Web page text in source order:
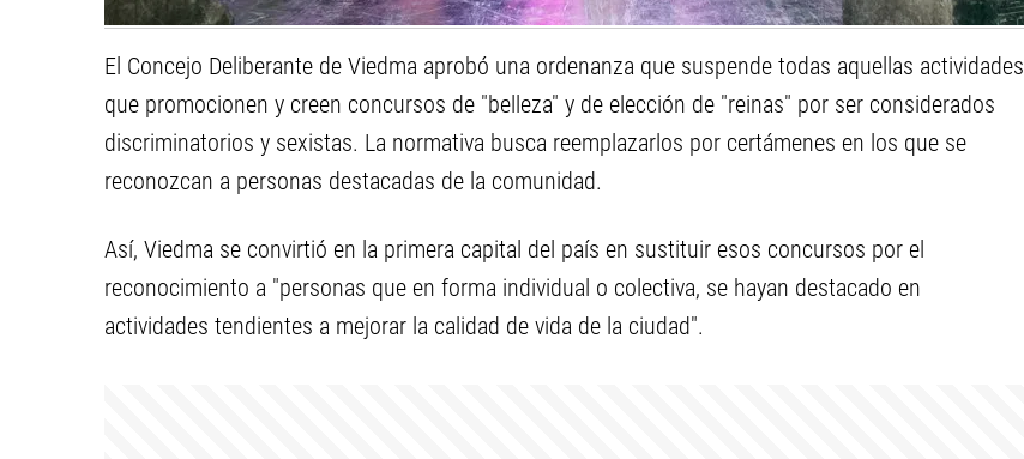
El Concejo Deliberante de Viedma aprobó una ordenanza que suspende todas aquellas actividades
que promocionen y creen concursos de "belleza" y de elección de "reinas" por ser considerados
discriminatorios y sexistas. La normativa busca reemplazarlos por certámenes en los que se
reconozcan a personas destacadas de la comunidad.
Así, Viedma se convirtió en la primera capital del país en sustituir esos concursos por el
reconocimiento a "personas que en forma individual o colectiva, se hayan destacado en
actividades tendientes a mejorar la calidad de vida de la ciudad".